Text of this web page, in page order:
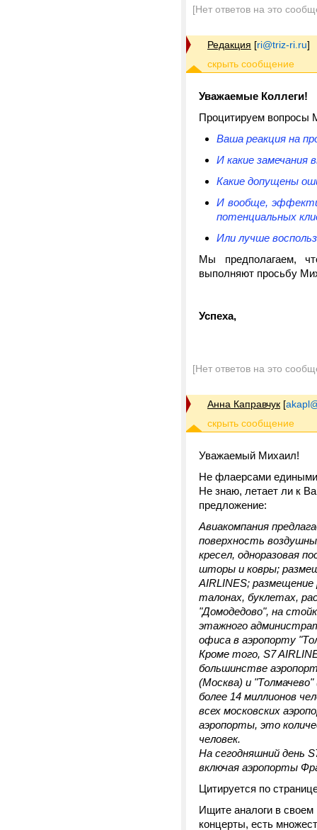
[Нет ответов на это
Редакция [ri@triz-ri.ru]
Уважаемые Коллеги!
Процитируем вопросы
Ваша реакция на
И какие
Какие допущены
И вообще,
потенциальных
Или лучше
Мы предполагаем,
выполняют просьбу
Успеха,
[Нет ответов на это
Анна Каправчук [
Уважаемый Михаил!
Не флаерсами
Не знаю, летает ли к
предложение:
Авиакомпания
поверхность
кресел, одноразовая
шторы и ковры;
AIRLINES; размещение
талонах, буклетах,
"Домодедово", на
этажного
офиса в аэропорту
Кроме того, S7
большинстве
(Москва) и
более 14 миллионов
всех московских
аэропорты, это
человек.
На сегодняшний день
включая аэропорты
Цитируется по
Ищите аналоги в
концерты, есть